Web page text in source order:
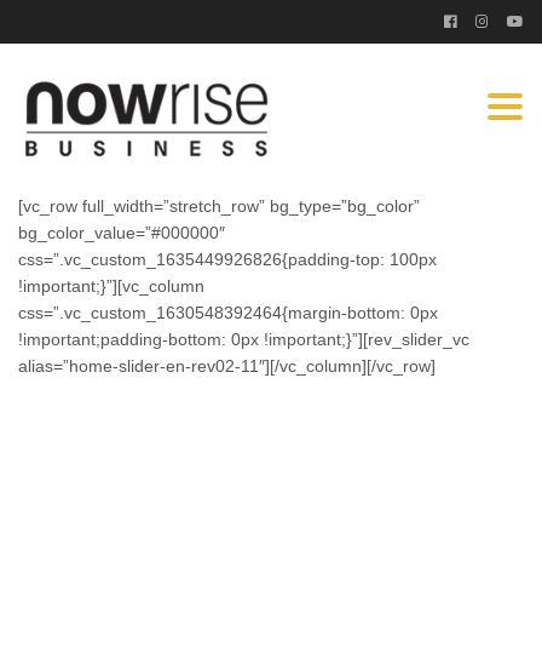
[vc_row full_width=”stretch_row” bg_type=”bg_color”
bg_color_value=”#000000″
css=”.vc_custom_1635449926826{padding-top: 100px
!important;}”][vc_column
css=”.vc_custom_1630548392464{margin-bottom: 0px
!important;padding-bottom: 0px !important;}”][rev_slider_vc
alias=”home-slider-en-rev02-11″][/vc_column][/vc_row]